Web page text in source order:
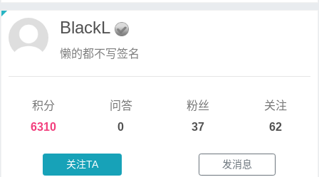
BlackL
懒的都不写签名
积分
6310
问答
0
粉丝
37
关注
62
关注TA 发消息